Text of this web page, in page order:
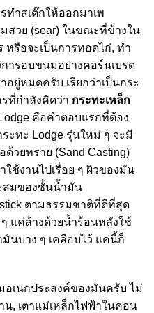
ำสเต๊กให้ออกมาเพ
สวย (sear) ในขณะที่ข้างใน
หรือจะเป็นการทอดไก่, ทำ
ารอบขนมอย่างคอร์นเบรด
อยู่หมดครับ เรียกว่าเป็นกระ
ที่กำลังคิดว่า กระทะเหล็ก
คือคำตอบแรกที่ต้อง
ะทะ Lodge รุ่นใหม่ ๆ จะมี
วยทราย (Sand Casting)
ใช้งานไปเรื่อย ๆ ผิวของมัน
สมของชั้นน้ำมัน
stick ตามธรรมชาติที่ดีที่สุด
แค่ล้างด้วยน้ำร้อนหลังใช้
นบาง ๆ เคลือบไว้ แค่นี้ก็
เนกประสงค์ของมันครับ ไม่
น, เตาแม่เหล็กไฟฟ้าในคอน